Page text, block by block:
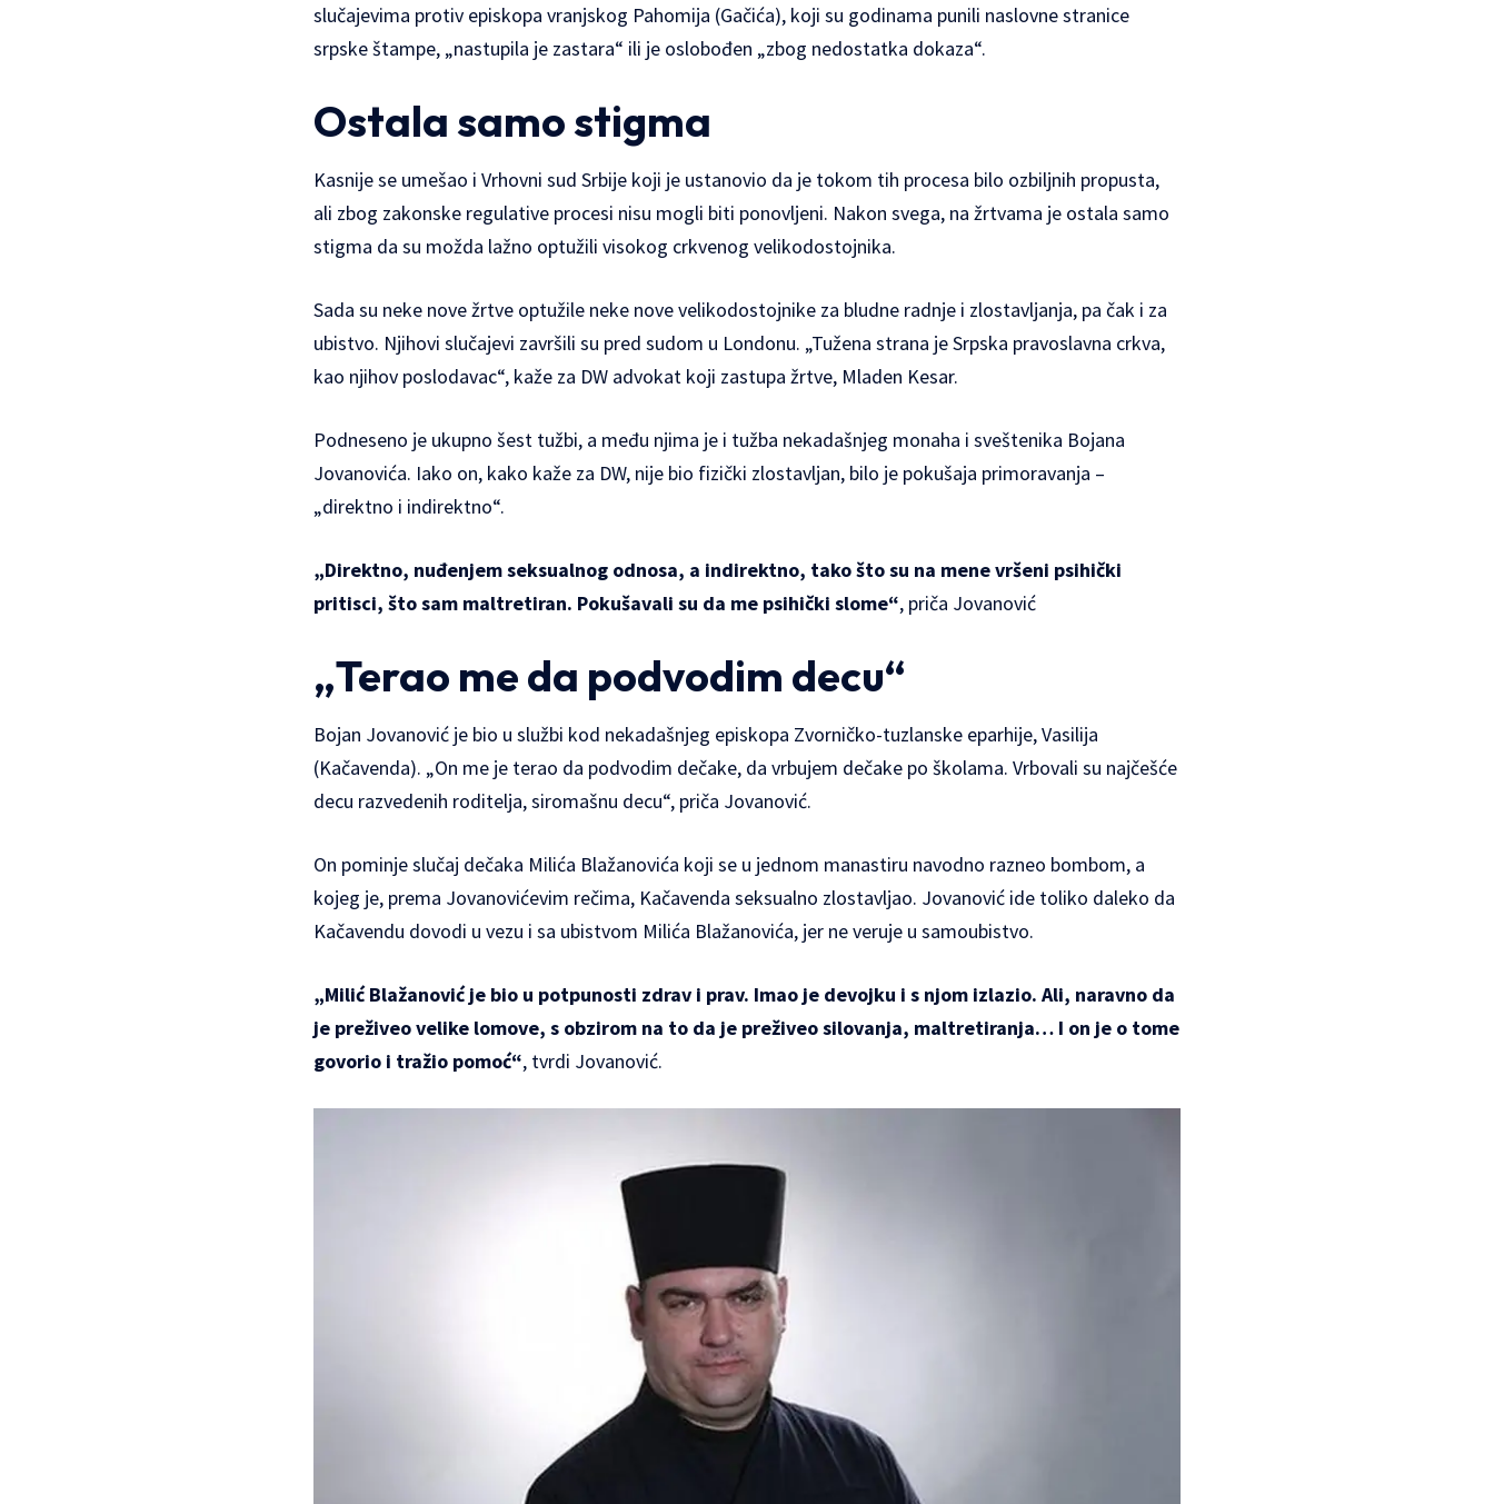
slučajevima protiv episkopa vranjskog Pahomija (Gačića), koji su godinama punili naslovne stranice
srpske štampe, „nastupila je zastara“ ili je oslobođen „zbog nedostatka dokaza“.
Ostala samo stigma
Kasnije se umešao i Vrhovni sud Srbije koji je ustanovio da je tokom tih procesa bilo ozbiljnih propusta,
ali zbog zakonske regulative procesi nisu mogli biti ponovljeni. Nakon svega, na žrtvama je ostala samo
stigma da su možda lažno optužili visokog crkvenog velikodostojnika.
Sada su neke nove žrtve optužile neke nove velikodostojnike za bludne radnje i zlostavljanja, pa čak i za
ubistvo. Njihovi slučajevi završili su pred sudom u Londonu. „Tužena strana je Srpska pravoslavna crkva,
kao njihov poslodavac“, kaže za DW advokat koji zastupa žrtve, Mladen Kesar.
Podneseno je ukupno šest tužbi, a među njima je i tužba nekadašnjeg monaha i sveštenika Bojana
Jovanovića. Iako on, kako kaže za DW, nije bio fizički zlostavljan, bilo je pokušaja primoravanja –
„direktno i indirektno“.
„Direktno, nuđenjem seksualnog odnosa, a indirektno, tako što su na mene vršeni psihički
pritisci, što sam maltretiran. Pokušavali su da me psihički slome“, priča Jovanović
„Terao me da podvodim decu“
Bojan Jovanović je bio u službi kod nekadašnjeg episkopa Zvorničko-tuzlanske eparhije, Vasilija
(Kačavenda). „On me je terao da podvodim dečake, da vrbujem dečake po školama. Vrbovali su najčešće
decu razvedenih roditelja, siromašnu decu“, priča Jovanović.
On pominje slučaj dečaka Milića Blažanovića koji se u jednom manastiru navodno razneo bombom, a
kojeg je, prema Jovanovićevim rečima, Kačavenda seksualno zlostavljao. Jovanović ide toliko daleko da
Kačavendu dovodi u vezu i sa ubistvom Milića Blažanovića, jer ne veruje u samoubistvo.
„Milić Blažanović je bio u potpunosti zdrav i prav. Imao je devojku i s njom izlazio. Ali, naravno da
je preživeo velike lomove, s obzirom na to da je preživeo silovanja, maltretiranja… I on je o tome
govorio i tražio pomoć“, tvrdi Jovanović.